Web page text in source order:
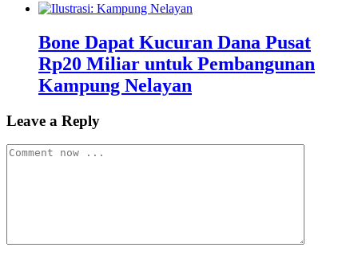
Bone Dapat Kucuran Dana Pusat
Rp20 Miliar untuk Pembangunan
Kampung Nelayan
Leave a Reply